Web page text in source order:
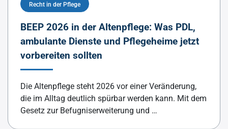
Recht in der Pflege
BEEP 2026 in der Altenpflege: Was PDL,
ambulante Dienste und Pflegeheime jetzt
vorbereiten sollten
Die Altenpflege steht 2026 vor einer Veränderung,
die im Alltag deutlich spürbar werden kann. Mit dem
Gesetz zur Befugniserweiterung und …